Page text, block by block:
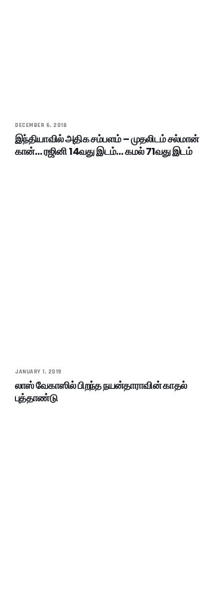
DECEMBER 6, 2018
இந்தியாவில் அதிக சம்பளம் – முதலிடம் சல்மான்
கான்… ரஜினி 14வது இடம்… கமல் 71வது இடம்
JANUARY 1, 2019
லாஸ் வேகாஸில் பிறந்த நயன்தாராவின் காதல்
புத்தாண்டு